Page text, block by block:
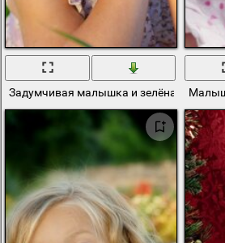
Задумчивая малышка и зелёная травка